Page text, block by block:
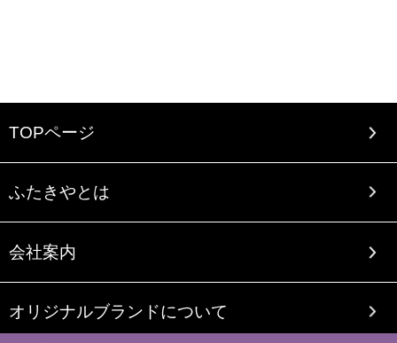
TOPページ
ふたきやとは
会社案内
オリジナルブランドについて